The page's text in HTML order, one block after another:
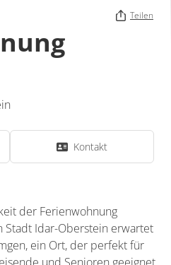
Teilen
Kontakt
der Ferienwohnung
Stadt Idar-Oberstein erwartet
ein Ort, der perfekt für